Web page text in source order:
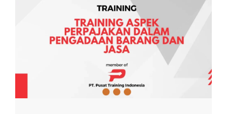
INVENTORY
KAWASAN
BERIKAT